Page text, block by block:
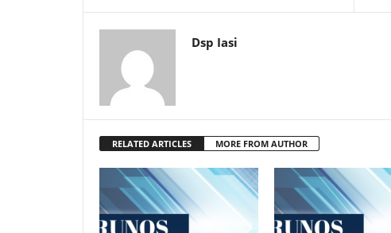
Dsp Iasi
RELATED ARTICLES MORE FROM AUTHOR